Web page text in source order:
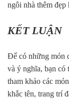
ngôi nhà thêm đẹp
KẾT LUẬN
Để có những món
và ý nghĩa, bạn có
tham khảo các
khắc tên, trang trí